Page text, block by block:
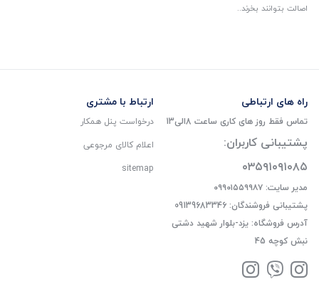
اصالت بتوانند بخرند..
راه های ارتباطی
تماس فقط روز های کاری ساعت 8الی13
پشتیبانی کاربران:
۰۳۵۹۱۰۹۱۰۸۵
مدیر سایت: ۰۹۹۰۱۵۵۹۹۸۷
پشتیبانی فروشندگان: 09139683346
آدرس فروشگاه: یزد-بلوار شهید دشتی
نبش کوچه 45
ارتباط با مشتری
درخواست پنل همکار
اعلام کالای مرجوعی
sitemap